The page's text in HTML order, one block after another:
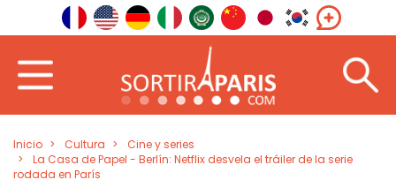
Inicio Cultura
Cine y series
La Casa de Papel - Berlín: Netflix desvela el tráiler de la serie
rodada en París